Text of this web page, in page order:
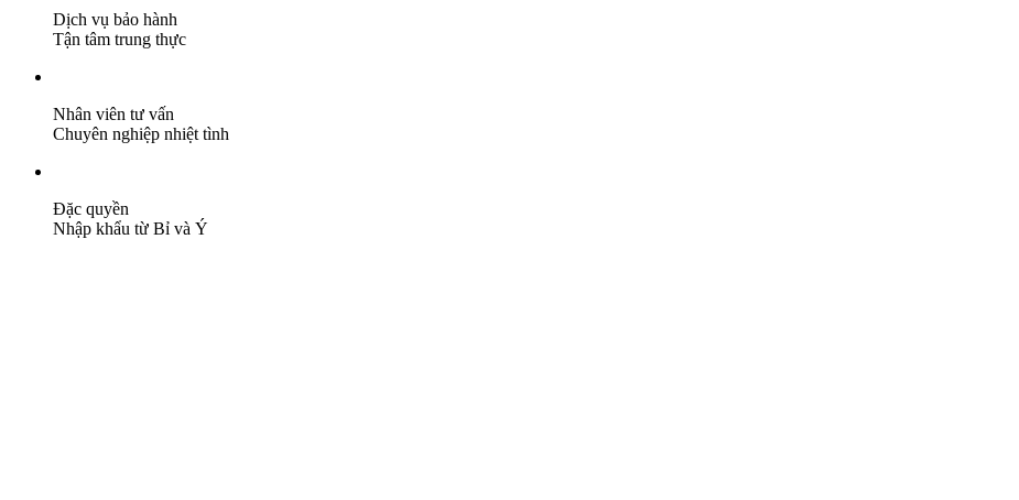
Dịch vụ bảo hành
Tận tâm trung thực
Nhân viên tư vấn
Chuyên nghiệp nhiệt tình
Đặc quyền
Nhập khẩu từ Bỉ và Ý